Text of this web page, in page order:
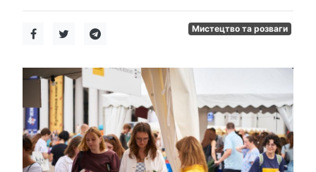
Мистецтво та розваги